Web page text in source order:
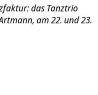
das Tanztrio
am 22. und 23.